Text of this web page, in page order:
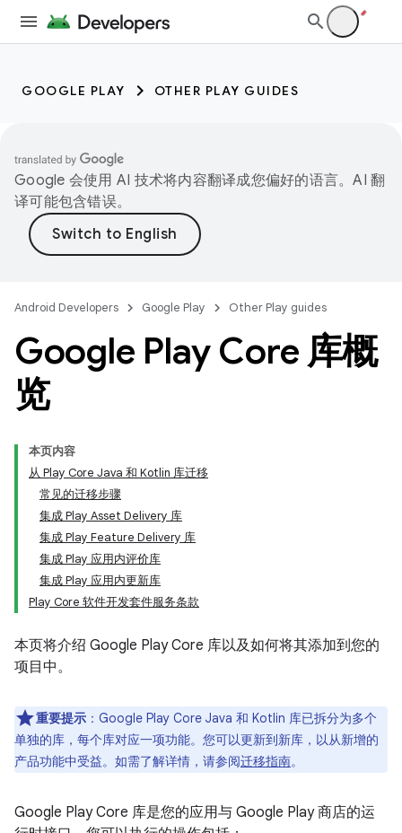
GOOGLE PLAY OTHER PLAY GUIDES
Google 会使用 AI 技术将内容翻译成您偏好的语言。AI 翻
译可能包含错误。
Android Developers Google Play Other Play guides
Google Play Core 库概
览
本页内容
从 Play Core Java 和 Kotlin 库迁移
常见的迁移步骤
集成 Play Asset Delivery 库
集成 Play Feature Delivery 库
集成 Play 应用内评价库
集成 Play 应用内更新库
Play Core 软件开发套件服务条款
本页将介绍 Google Play Core 库以及如何将其添加到您的
项目中。
重要提示 ：Google Play Core Java 和 Kotlin 库已拆分为多个
单独的库，每个库对应一项功能。您可以更新到新库，以从新增的
产品功能中受益。如需了解详情，请参阅迁移指南。
Google Play Core 库是您的应用与 Google Play 商店的运